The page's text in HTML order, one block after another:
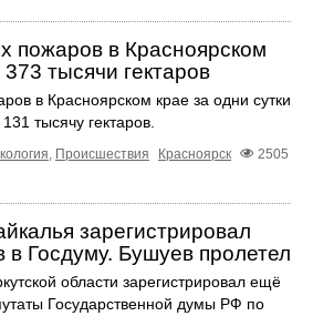
пожаров в Красноярском
тысячи гектаров
в Красноярском крае за одни сутки
тысячу гектаров.
, Происшествия Красноярск
2505
зарегистрировал
в Госдуму. Бушуев пролетел
области зарегистрировал ещё
Государственной думы РФ по